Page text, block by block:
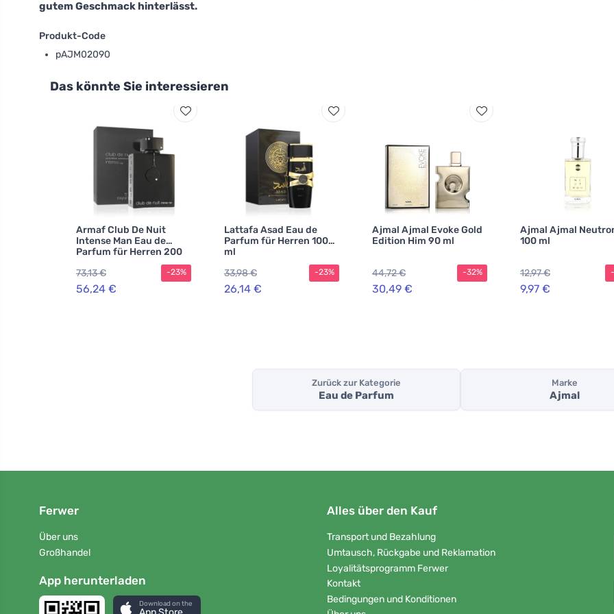
gutem Geschmack hinterlässt.
Produkt-Code
pAJM02090
Das könnte Sie interessieren
Armaf Club De Nuit
Intense Man Eau de
Parfum für Herren 200
73,13 €
56,24 €
-23%
Lattafa Asad Eau de
Parfum für Herren 100
ml
33,98 €
26,14 €
-23%
Ajmal Ajmal Evoke Gold
Edition Him 90 ml
44,72 €
30,49 €
-32%
Ajmal Ajmal
100 ml
12,97 €
9,97 €
Zurück zur Kategorie
Eau de Parfum
Marke
Ajmal
Ferwer
Über uns
Großhandel
App herunterladen
Download on the
Alles über den Kauf
Transport und Bezahlung
Umtausch, Rückgabe und Reklamation
Loyalitätsprogramm Ferwer
Kontakt
Bedingungen und Konditionen